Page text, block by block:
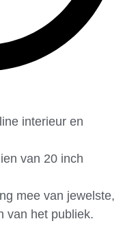
interieur en
van 20 inch
mee van jewelste,
van het publiek.